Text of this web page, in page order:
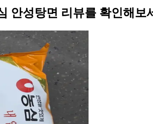
안성탕면 리뷰를 확인해보